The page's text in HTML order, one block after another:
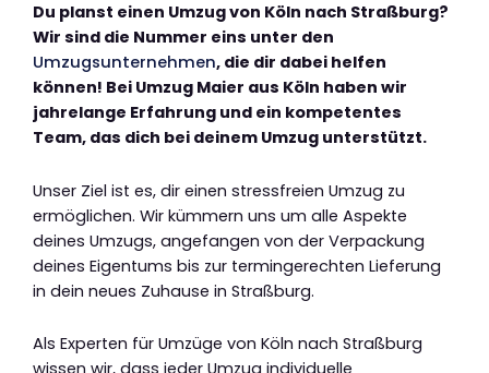
Du planst einen Umzug von Köln nach Straßburg?
Wir sind die Nummer eins unter den
Umzugsunternehmen, die dir dabei helfen
können! Bei Umzug Maier aus Köln haben wir
jahrelange Erfahrung und ein kompetentes
Team, das dich bei deinem Umzug unterstützt.
Unser Ziel ist es, dir einen stressfreien Umzug zu
ermöglichen. Wir kümmern uns um alle Aspekte
deines Umzugs, angefangen von der Verpackung
deines Eigentums bis zur termingerechten Lieferung
in dein neues Zuhause in Straßburg.
Als Experten für Umzüge von Köln nach Straßburg